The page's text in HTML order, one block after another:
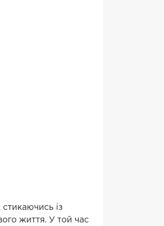
із
життя. У той час